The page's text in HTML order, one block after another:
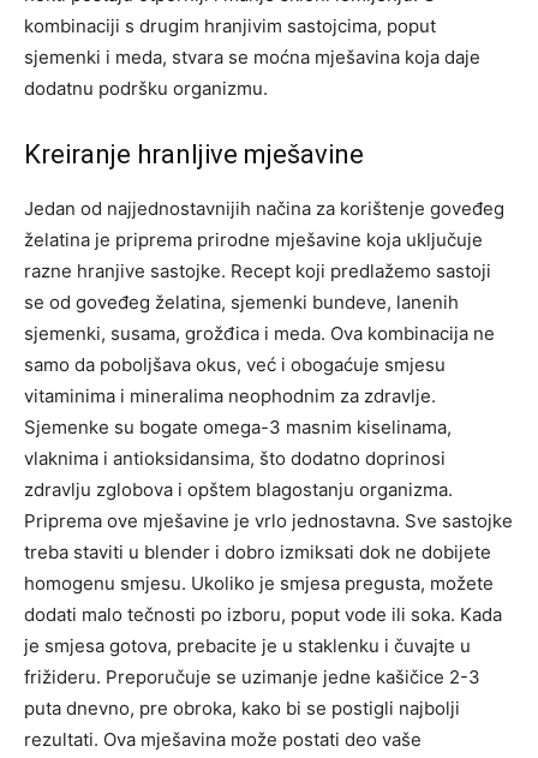
kombinaciji s drugim hranjivim sastojcima, poput
sjemenki i meda, stvara se moćna mješavina koja daje
dodatnu podršku organizmu.
Kreiranje hranljive mješavine
Jedan od najjednostavnijih načina za korištenje goveđeg
želatina je priprema prirodne mješavine koja uključuje
razne hranjive sastojke. Recept koji predlažemo sastoji
se od goveđeg želatina, sjemenki bundeve, lanenih
sjemenki, susama, grožđica i meda. Ova kombinacija ne
samo da poboljšava okus, već i obogaćuje smjesu
vitaminima i mineralima neophodnim za zdravlje.
Sjemenke su bogate omega-3 masnim kiselinama,
vlaknima i antioksidansima, što dodatno doprinosi
zdravlju zglobova i opštem blagostanju organizma.
Priprema ove mješavine je vrlo jednostavna. Sve sastojke
treba staviti u blender i dobro izmiksati dok ne dobijete
homogenu smjesu. Ukoliko je smjesa pregusta, možete
dodati malo tečnosti po izboru, poput vode ili soka. Kada
je smjesa gotova, prebacite je u staklenku i čuvajte u
frižideru. Preporučuje se uzimanje jedne kašičice 2-3
puta dnevno, pre obroka, kako bi se postigli najbolji
rezultati. Ova mješavina može postati deo vaše